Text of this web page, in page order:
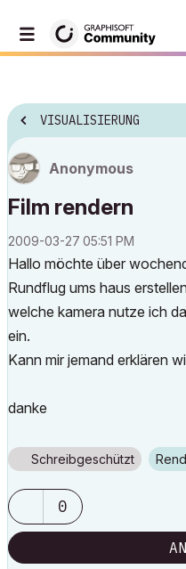
VISUALISIERUNG
Anonymous
Film rendern
‎2009-03-27 05:51 PM
Hallo möchte über
Rundflug ums haus
welche kamera nutze ich
ein.
Kann mir jemand erklären
danke
Schreibgeschützt
0